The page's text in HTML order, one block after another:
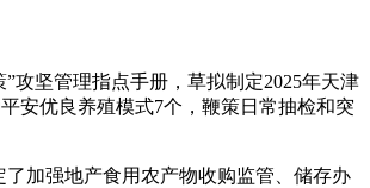
坚管理指点手册，草拟制定2025年天津
安优良养殖模式7个，鞭策日常抽检和突
加强地产食用农产物收购监管、储存办